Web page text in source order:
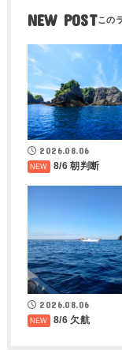
NEW POST
2026.08.06
8/6 朝判断
2026.08.06
8/6 欠航